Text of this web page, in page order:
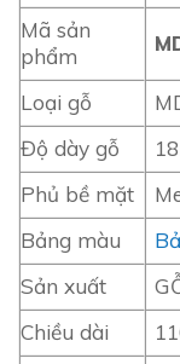
Mã sản
phẩm
Loại gỗ
Độ dày gỗ
Phủ bề mặt
Bảng màu
Sản xuất
Chiều dài